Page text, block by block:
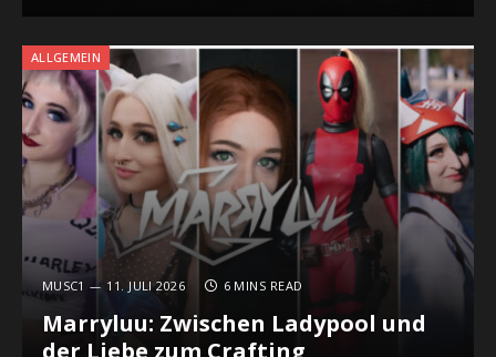
ALLGEMEIN
MUSC1 11. JULI 2026 6 MINS READ
Marryluu: Zwischen Ladypool und